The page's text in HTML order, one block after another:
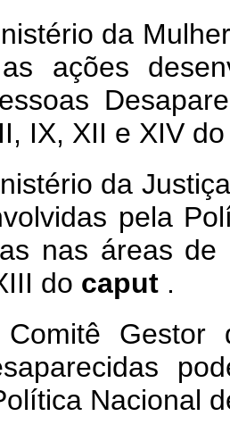
da
ações
IX, XII e XIV
da
pela
nas áreas
do caput .
Gestor
Nacional